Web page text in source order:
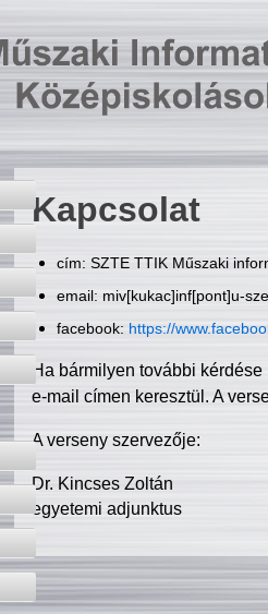
Kapcsolat
cím: SZTE TTIK Műszaki
email: miv[kukac]inf[pont]u-
facebook: https://
Ha bármilyen további
e-mail címen keresztül. A
A verseny szervezője:
Dr. Kincses Zoltán
egyetemi adjunktus